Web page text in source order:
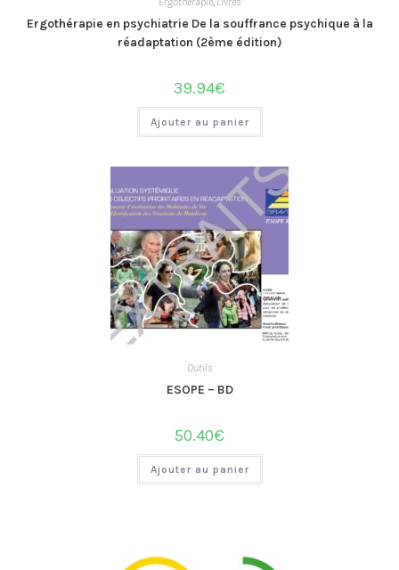
Ergothérapie en psychiatrie De la souffrance psychique à la
réadaptation (2ème édition)
39.94€
Ajouter au panier
Outils
ESOPE – BD
50.40€
Ajouter au panier